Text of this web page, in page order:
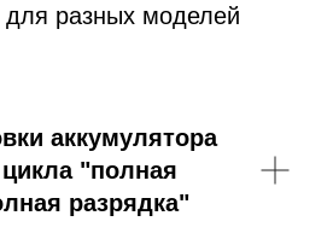
для разных моделей
аккумулятора
"полная
разрядка"